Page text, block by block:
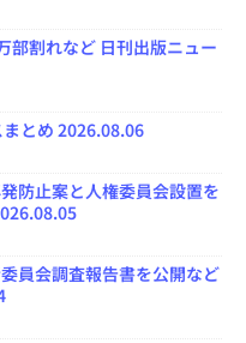
部割れなど 日刊出版ニュー
とめ 2026.08.06
防止案と人権委員会設置を
員会調査報告書を公開など